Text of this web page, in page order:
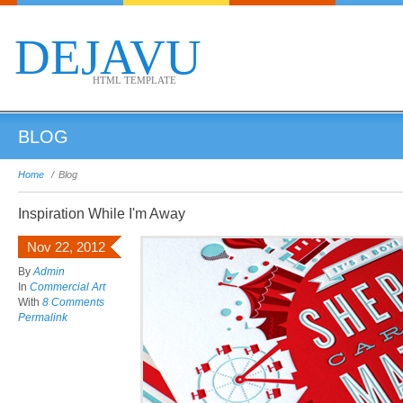
DEJAVU
HTML TEMPLATE
BLOG
Home / Blog
Inspiration While I'm Away
Nov 22, 2012
ByAdmin
In Commercial Art
With 8 Comments
Permalink